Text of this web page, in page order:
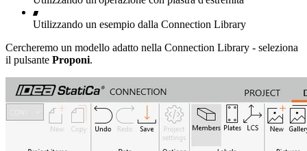
Utilizzando un esempio dalla Connection Library
Cercheremo un modello adatto nella Connection Library - seleziona
il pulsante Proponi.